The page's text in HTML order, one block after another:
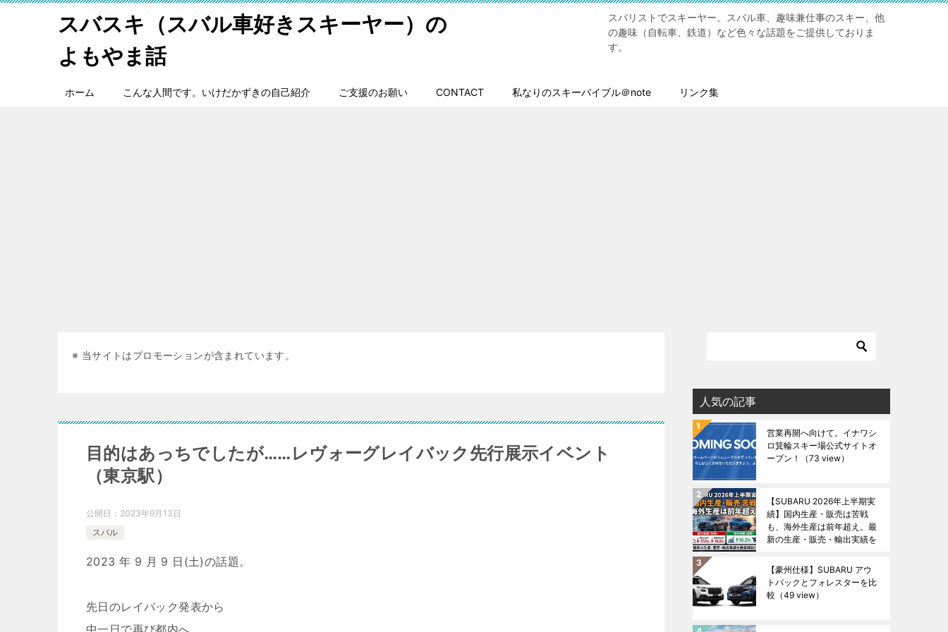
スバスキ（スバル車好きスキーヤー）の
よもやま話
スバリストでスキーヤー。スバル車、趣味兼仕事のスキー、他
の趣味（自転車、鉄道）など色々な話題をご提供しておりま
す。
ホーム こんな人間です。いけだかずきの自己紹介 ご支援のお願い CONTACT 私なりのスキーバイブル＠note リンク集
※ 当サイトはプロモーションが含まれています。
目的はあっちでしたが……レヴォーグレイバック先行展示イベント
（東京駅）
公開日： 2023年9月13日
スバル
2023 年 9 月 9 日(土)の話題。
先日のレイバック発表から
中一日で再び都内へ。
人気の記事
営業再開へ向けて。イナワシ
ロ箕輪スキー場公式サイトオ
ープン！
（73 view）
【SUBARU 2026年上半期実
績】国内生産・販売は苦戦
も、海外生産は前年超え。最
新の生産・販売・輸出実績を
【豪州仕様】SUBARU アウ
トバックとフォレスターを比
較 （49 view）